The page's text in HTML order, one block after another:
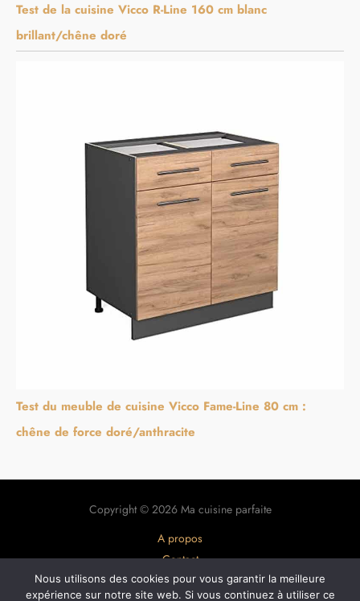
Test de la cuisine Vicco R-Line 160 cm blanc
brillant/chêne doré
Test du meuble de cuisine Vicco Fame-Line 80 cm :
chêne de force doré/anthracite
Copyright © 2026 Ma cuisine parfaite
A propos
Contact
Plan du site
Nous utilisons des cookies pour vous garantir la meilleure
expérience sur notre site web. Si vous continuez à utiliser ce